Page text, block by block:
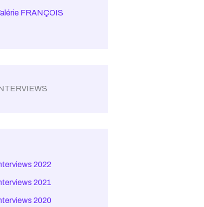
FRANÇOIS
2022
2021
2020